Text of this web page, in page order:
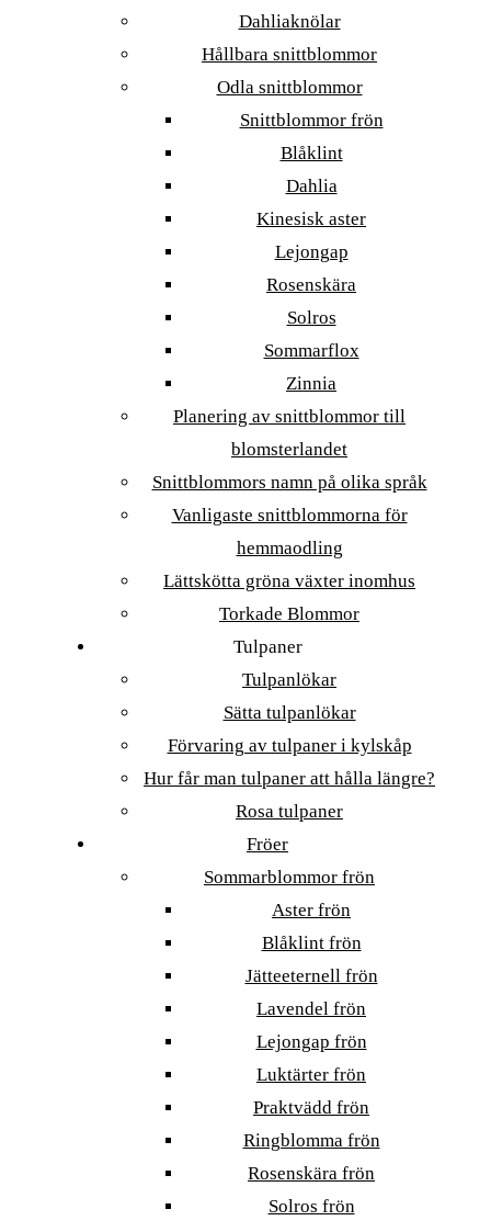
Dahliaknölar
Hållbara snittblommor
Odla snittblommor
Snittblommor frön
Blåklint
Dahlia
Kinesisk aster
Lejongap
Rosenskära
Solros
Sommarflox
Zinnia
Planering av snittblommor till
blomsterlandet
Snittblommors namn på olika språk
Vanligaste snittblommorna för
hemmaodling
Lättskötta gröna växter inomhus
Torkade Blommor
Tulpaner
Tulpanlökar
Sätta tulpanlökar
Förvaring av tulpaner i kylskåp
Hur får man tulpaner att hålla längre?
Rosa tulpaner
Fröer
Sommarblommor frön
Aster frön
Blåklint frön
Jätteeternell frön
Lavendel frön
Lejongap frön
Luktärter frön
Praktvädd frön
Ringblomma frön
Rosenskära frön
Solros frön